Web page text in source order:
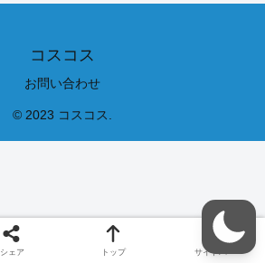
コスコス
お問い合わせ
© 2023 コスコス.
シェア トップ サイドバー